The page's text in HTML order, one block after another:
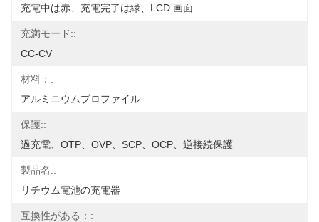
充電中は赤、充電完了は緑、LCD 画面
充満モード::
CC-CV
材料：:
アルミニウムプロファイル
保護::
過充電、OTP、OVP、SCP、OCP、逆接続保護
製品名::
リチウム電池の充電器
互換性がある：: